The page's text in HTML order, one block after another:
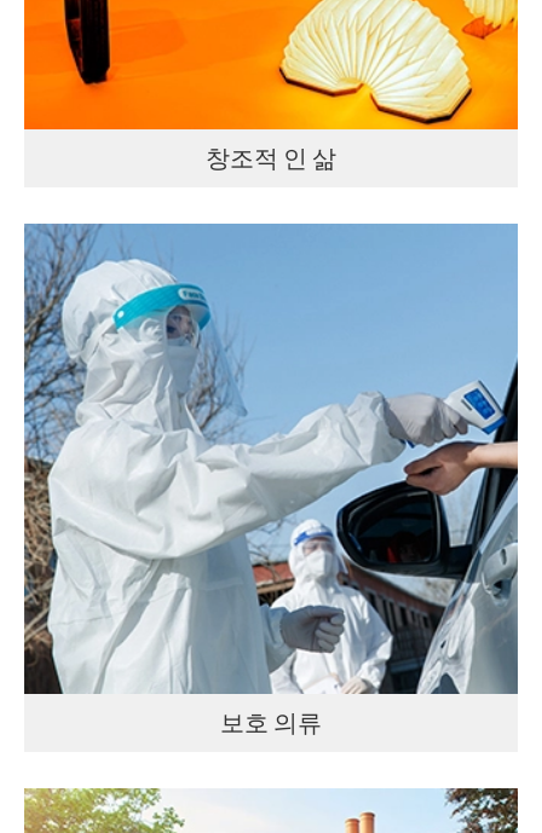
창조적 인 삶
보호 의류